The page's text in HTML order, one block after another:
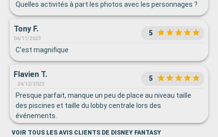
Quelles activités à part les photos avec les personnages ?
Tony F.
04/11/2023
5
C'est magnifique
Flavien T.
24/12/2022
5
Presque parfait, manque un peu de place au niveau taille
des piscines et taille du lobby centrale lors des
événements.
VOIR TOUS LES AVIS CLIENTS DE DISNEY FANTASY